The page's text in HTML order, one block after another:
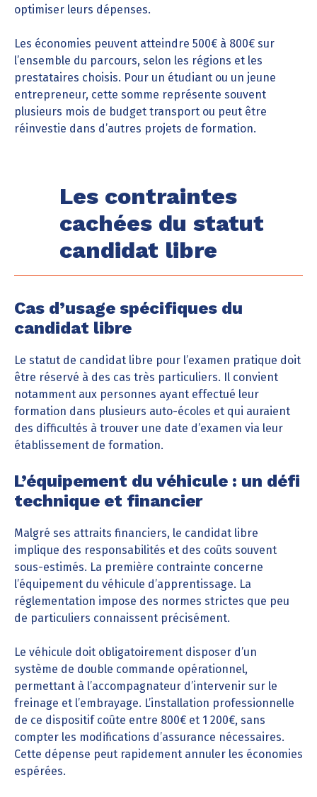
optimiser leurs dépenses.
Les économies peuvent atteindre 500€ à 800€ sur
l’ensemble du parcours, selon les régions et les
prestataires choisis. Pour un étudiant ou un jeune
entrepreneur, cette somme représente souvent
plusieurs mois de budget transport ou peut être
réinvestie dans d’autres projets de formation.
Les contraintes
cachées du statut
candidat libre
Cas d’usage spécifiques du
candidat libre
Le statut de candidat libre pour l’examen pratique doit
être réservé à des cas très particuliers. Il convient
notamment aux personnes ayant effectué leur
formation dans plusieurs auto-écoles et qui auraient
des difficultés à trouver une date d’examen via leur
établissement de formation.
L’équipement du véhicule : un défi
technique et financier
Malgré ses attraits financiers, le candidat libre
implique des responsabilités et des coûts souvent
sous-estimés. La première contrainte concerne
l’équipement du véhicule d’apprentissage. La
réglementation impose des normes strictes que peu
de particuliers connaissent précisément.
Le véhicule doit obligatoirement disposer d’un
système de double commande opérationnel,
permettant à l’accompagnateur d’intervenir sur le
freinage et l’embrayage. L’installation professionnelle
de ce dispositif coûte entre 800€ et 1 200€, sans
compter les modifications d’assurance nécessaires.
Cette dépense peut rapidement annuler les économies
espérées.